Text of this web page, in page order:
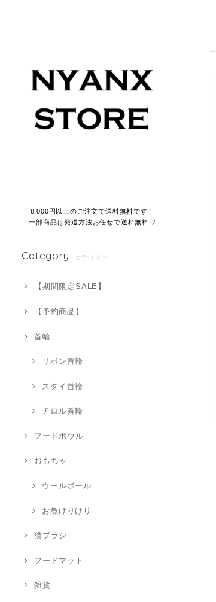
8,000円以上のご注文で送料無料です！
一部商品は発送方法お任せで送料無料♡
Category カテゴリー
【期間限定SALE】
【予約商品】
首輪
リボン首輪
スタイ首輪
チロル首輪
フードボウル
おもちゃ
ウールボール
お魚けりけり
猫ブラシ
フードマット
雑貨